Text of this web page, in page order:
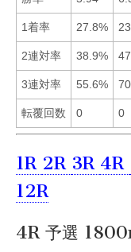
1着率 27.8%
2連対率 38.9%
3連対率 55.6%
転覆回数 0 0
1R 2R 3R 4R
12R
4R 予選